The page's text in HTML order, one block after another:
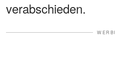
verabschieden.